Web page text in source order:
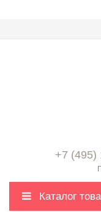
+7 (495)
Каталог